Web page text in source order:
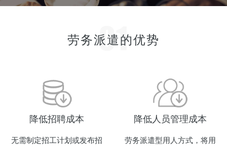
劳务派遣的优势
降低招聘成本
无需制定招工计划或发布招
降低人员管理成本
劳务派遣型用人方式，将用